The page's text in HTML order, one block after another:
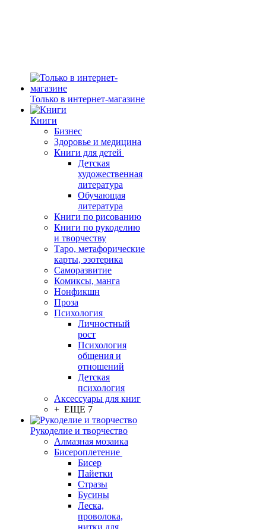
Только в интернет-магазине
Книги
Бизнес
Здоровье и медицина
Книги для детей
Детская
художественная
литература
Обучающая
литература
Книги по рисованию
Книги по рукоделию
и творчеству
Таро, метафорические
карты, эзотерика
Саморазвитие
Комиксы, манга
Нонфикшн
Проза
Психология
Личностный
рост
Психология
общения и
отношений
Детская
психология
Аксессуары для книг
+ ЕЩЕ 7
Рукоделие и творчество
Алмазная мозаика
Бисероплетение
Бисер
Пайетки
Стразы
Бусины
Леска,
проволока,
нитки для